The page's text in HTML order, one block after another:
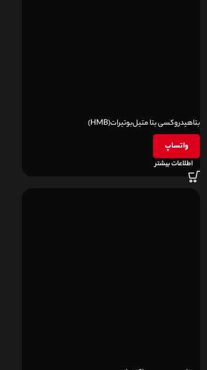
بتاهیدروکسی بتا متیل‌بوتیرات(HMB)
واتساپ
اطلاعات بیشتر